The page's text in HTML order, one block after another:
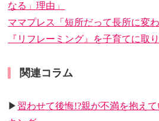
なる」理由」
ママプレス「短所だって長所に変
『リフレーミング』を子育てに取
関連コラム
▶ 習わせて後悔!?親が不満を抱え